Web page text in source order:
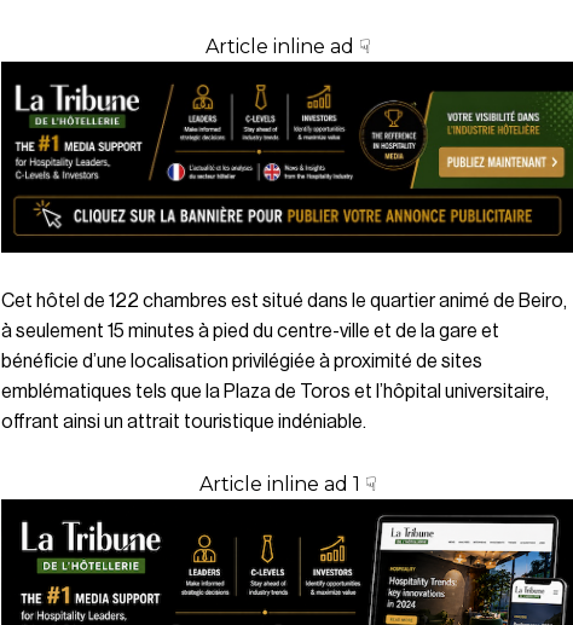
Article inline ad ☟
Cet hôtel de 122 chambres est situé dans le quartier animé de Beiro,
à seulement 15 minutes à pied du centre-ville et de la gare et
bénéficie d’une localisation privilégiée à proximité de sites
emblématiques tels que la Plaza de Toros et l’hôpital universitaire,
offrant ainsi un attrait touristique indéniable.
Article inline ad 1 ☟